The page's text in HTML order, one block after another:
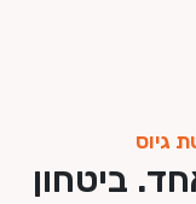
גיוס
ביטחון